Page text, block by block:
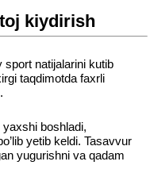
kiydirish
sport natijalarini kutib
taqdimotda faxrli
yaxshi boshladi,
yetib keldi. Tasavvur
yugurishni va qadam